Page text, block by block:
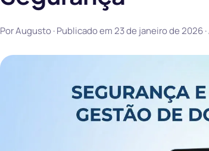
Por Augusto · Publicado em23 de janeiro de 2026